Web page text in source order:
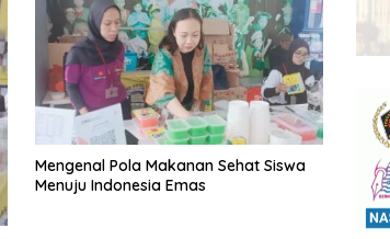
Mengenal Pola Makanan Sehat Siswa
Menuju Indonesia Emas